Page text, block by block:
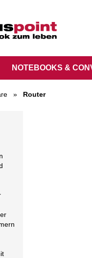
NOTEBOOKS &
» Router